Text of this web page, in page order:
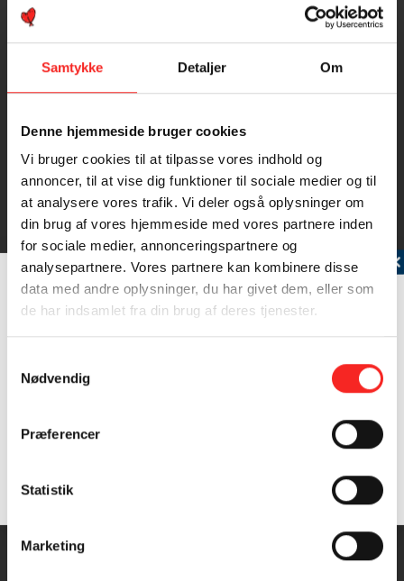
Samtykke Detaljer Om
Denne hjemmeside bruger cookies
Vi bruger cookies til at tilpasse vores indhold og
annoncer, til at vise dig funktioner til sociale medier og til
at analysere vores trafik. Vi deler også oplysninger om
din brug af vores hjemmeside med vores partnere inden
for sociale medier, annonceringspartnere og
analysepartnere. Vores partnere kan kombinere disse
data med andre oplysninger, du har givet dem, eller som
de har indsamlet fra din brug af deres tjenester.
Nødvendig
Præferencer
Statistik
Marketing
Kulmule
Kulmulen har et svagt underbid og ingen skægtråde.
INGREDIENSER
Fisk:
Tilmeld dig vores nyhedsbrev